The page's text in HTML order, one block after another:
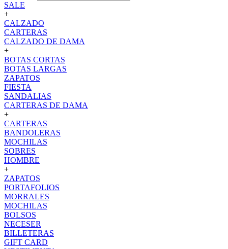
SALE
+
CALZADO
CARTERAS
CALZADO DE DAMA
+
BOTAS CORTAS
BOTAS LARGAS
ZAPATOS
FIESTA
SANDALIAS
CARTERAS DE DAMA
+
CARTERAS
BANDOLERAS
MOCHILAS
SOBRES
HOMBRE
+
ZAPATOS
PORTAFOLIOS
MORRALES
MOCHILAS
BOLSOS
NECESER
BILLETERAS
GIFT CARD